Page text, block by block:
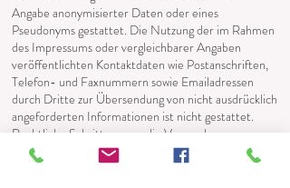
Angabe anonymisierter Daten oder eines
Pseudonyms gestattet. Die Nutzung der im Rahmen
des Impressums oder vergleichbarer Angaben
veröffentlichten Kontaktdaten wie Postanschriften,
Telefon- und Faxnummern sowie Emailadressen
durch Dritte zur Übersendung von nicht ausdrücklich
angeforderten Informationen ist nicht gestattet.
Rechtliche Schritte gegen die Versender von
sogenannten Spam-Mails bei Verstößen gegen
dieses Verbot sind ausdrücklich vorbehalten.